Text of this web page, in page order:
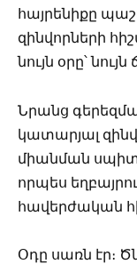
հայրենիքը
զինվորների
նույն օրը՝
Նրանց
կատարյալ
միանման
որպես
հավերժական
Օդը սառն էր։